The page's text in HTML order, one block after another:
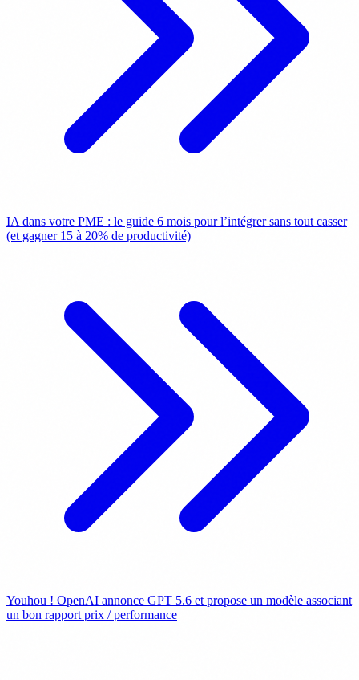
IA dans votre PME : le guide 6 mois pour l’intégrer sans tout casser
(et gagner 15 à 20% de productivité)
Youhou ! OpenAI annonce GPT 5.6 et propose un modèle associant
un bon rapport prix / performance